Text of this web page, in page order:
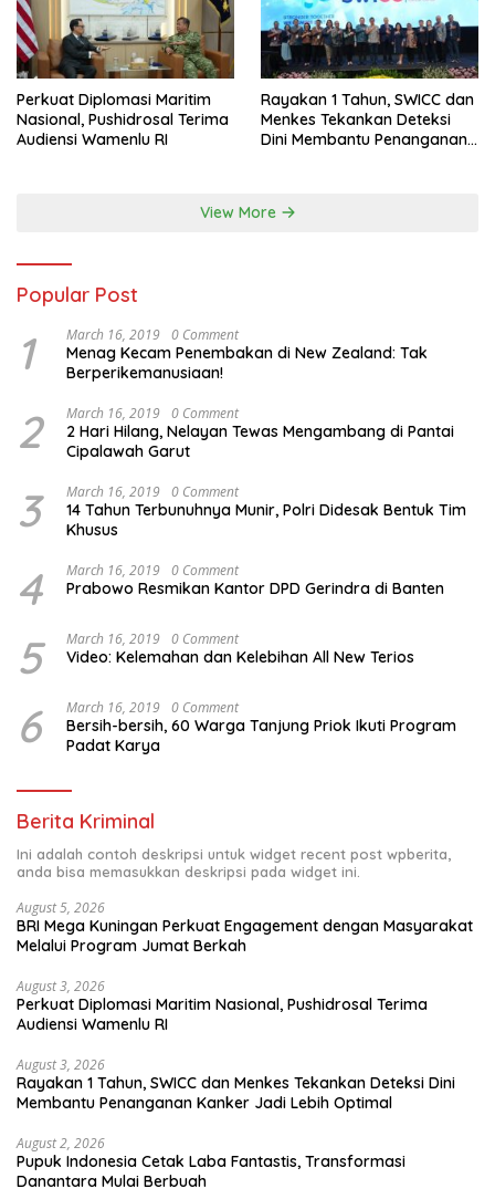
Perkuat Diplomasi Maritim
Nasional, Pushidrosal Terima
Audiensi Wamenlu RI
Rayakan 1 Tahun, SWICC dan
Menkes Tekankan Deteksi
Dini Membantu Penanganan
View More
Popular Post
1 March 16, 2019 0 Comment
Menag Kecam Penembakan di New Zealand: Tak
Berperikemanusiaan!
2 March 16, 2019 0 Comment
2 Hari Hilang, Nelayan Tewas Mengambang di Pantai
Cipalawah Garut
3 March 16, 2019 0 Comment
14 Tahun Terbunuhnya Munir, Polri Didesak Bentuk Tim
Khusus
4 March 16, 2019 0 Comment
Prabowo Resmikan Kantor DPD Gerindra di Banten
5 March 16, 2019 0 Comment
Video: Kelemahan dan Kelebihan All New Terios
6 March 16, 2019 0 Comment
Bersih-bersih, 60 Warga Tanjung Priok Ikuti Program
Padat Karya
Berita Kriminal
Ini adalah contoh deskripsi untuk widget recent post wpberita,
anda bisa memasukkan deskripsi pada widget ini.
August 5, 2026
BRI Mega Kuningan Perkuat Engagement dengan Masyarakat
Melalui Program Jumat Berkah
August 3, 2026
Perkuat Diplomasi Maritim Nasional, Pushidrosal Terima
Audiensi Wamenlu RI
August 3, 2026
Rayakan 1 Tahun, SWICC dan Menkes Tekankan Deteksi Dini
Membantu Penanganan Kanker Jadi Lebih Optimal
August 2, 2026
Pupuk Indonesia Cetak Laba Fantastis, Transformasi
Danantara Mulai Berbuah